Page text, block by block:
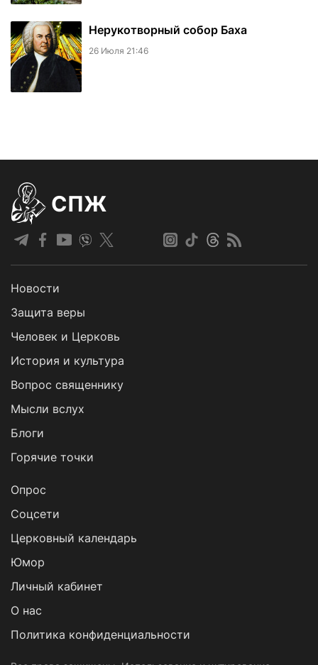
Нерукотворный собор Баха
26 Июля 21:46
СПЖ
Новости
Защита веры
Человек и Церковь
История и культура
Вопрос священнику
Мысли вслух
Блоги
Горячие точки
Опрос
Cоцсети
Церковный календарь
Юмор
Личный кабинет
О нас
Политика конфиденциальности